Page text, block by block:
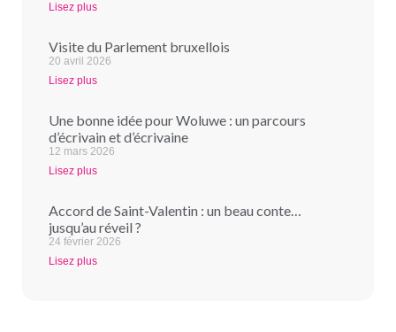
Lisez plus
Visite du Parlement bruxellois
20 avril 2026
Lisez plus
Une bonne idée pour Woluwe : un parcours
d’écrivain et d’écrivaine
12 mars 2026
Lisez plus
Accord de Saint-Valentin : un beau conte…
jusqu’au réveil ?
24 février 2026
Lisez plus